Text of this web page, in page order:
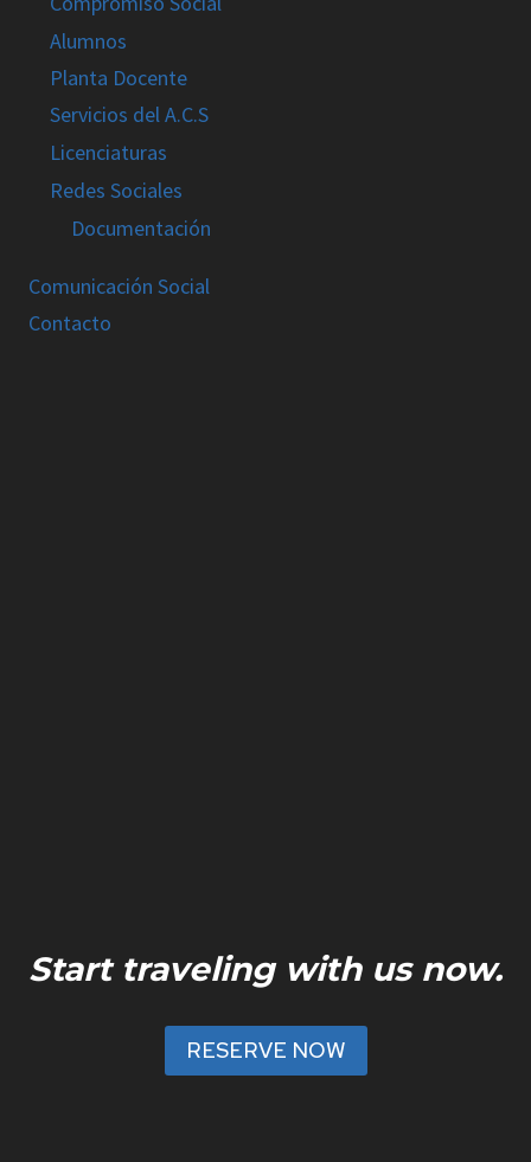
Alumnos
Planta Docente
Servicios del A.C.S
Licenciaturas
Redes Sociales
Documentación
Comunicación Social
Contacto
Start traveling with us now.
RESERVE NOW